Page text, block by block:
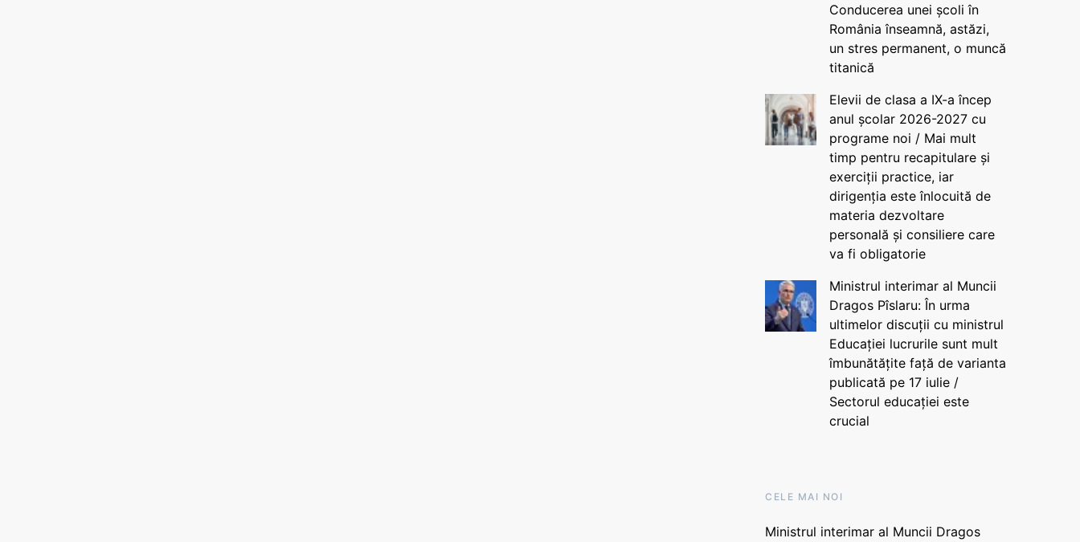
Conducerea unei școli în
România înseamnă, astăzi,
un stres permanent, o muncă
titanică
Elevii de clasa a IX-a încep
anul școlar 2026-2027 cu
programe noi / Mai mult
timp pentru recapitulare și
exerciții practice, iar
dirigenția este înlocuită de
materia dezvoltare
personală și consiliere care
va fi obligatorie
Ministrul interimar al Muncii
Dragos Pîslaru: În urma
ultimelor discuții cu ministrul
Educației lucrurile sunt mult
îmbunătățite față de varianta
publicată pe 17 iulie /
Sectorul educației este
crucial
CELE MAI NOI
Ministrul interimar al Muncii Dragos